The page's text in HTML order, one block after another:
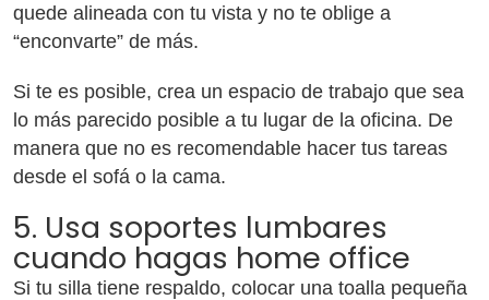
quede alineada con tu vista y no te oblige a
“enconvarte” de más.
Si te es posible, crea un espacio de trabajo que sea
lo más parecido posible a tu lugar de la oficina. De
manera que no es recomendable hacer tus tareas
desde el sofá o la cama.
5. Usa soportes lumbares
cuando hagas home office
Si tu silla tiene respaldo, colocar una toalla pequeña